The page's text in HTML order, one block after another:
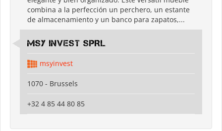
combina a la perfección un perchero, un estante
de almacenamiento y un banco para zapatos,...
MSY INVEST SPRL
msyinvest
1070 - Brussels
+32 4 85 44 80 85